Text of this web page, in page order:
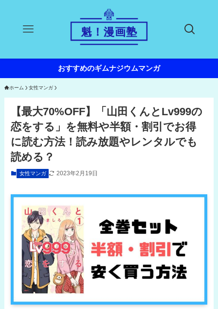
おすすめのギムナジウムマンガ
ホーム 女性マンガ
【最大70%OFF】「山田くんとLv999の
恋をする」を無料や半額・割引でお得
に読む方法！読み放題やレンタルでも
読める？
女性マンガ 2023年2月19日